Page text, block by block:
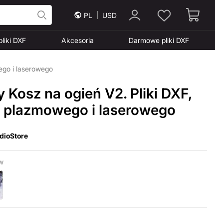
PL USD
DXF Akcesoria Darmowe pliki DXF
i laserowego
Kosz na ogień V2. Pliki DXF,
plazmowego i laserowego